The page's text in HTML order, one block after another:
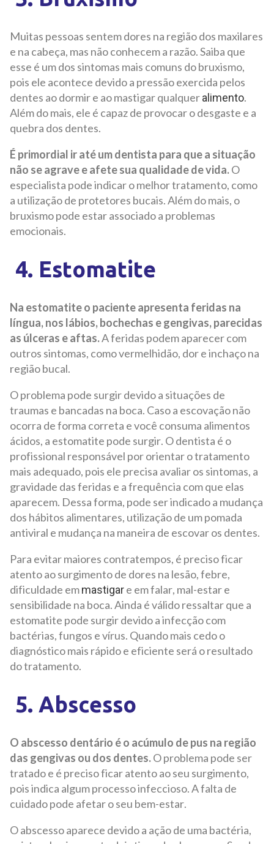
Muitas pessoas sentem dores na região dos maxilares
e na cabeça, mas não conhecem a razão. Saiba que
esse é um dos sintomas mais comuns do bruxismo,
pois ele acontece devido a pressão exercida pelos
dentes ao dormir e ao mastigar qualqueralimento.
Além do mais, ele é capaz de provocar o desgaste e a
quebra dos dentes.
É primordial ir até um dentista para que a situação
não se agrave e afete sua qualidade de vida.O
especialista pode indicar o melhor tratamento, como
a utilização de protetores bucais. Além do mais, o
bruxismo pode estar associado a problemas
emocionais.
4. Estomatite
Na estomatite o paciente apresenta feridas na
língua, nos lábios, bochechas e gengivas, parecidas
as úlceras e aftas.A feridas podem aparecer com
outros sintomas, como vermelhidão, dor e inchaço na
região bucal.
O problema pode surgir devido a situações de
traumas e bancadas na boca. Caso a escovação não
ocorra de forma correta e você consuma alimentos
ácidos, a estomatite pode surgir. O dentista é o
profissional responsável por orientar o tratamento
mais adequado, pois ele precisa avaliar os sintomas, a
gravidade das feridas e a frequência com que elas
aparecem. Dessa forma, pode ser indicado a mudança
dos hábitos alimentares, utilização de um pomada
antiviral e mudança na maneira de escovar os dentes.
Para evitar maiores contratempos, é preciso ficar
atento ao surgimento de dores na lesão, febre,
dificuldade emmastigare em falar, mal-estar e
sensibilidade na boca. Ainda é válido ressaltar que a
estomatite pode surgir devido a infecção com
bactérias, fungos e vírus. Quando mais cedo o
diagnóstico mais rápido e eficiente será o resultado
do tratamento.
5. Abscesso
O abscesso dentário é o acúmulo de pus na região
das gengivas ou dos dentes.O problema pode ser
tratado e é preciso ficar atento ao seu surgimento,
pois indica algum processo infeccioso. A falta de
cuidado pode afetar o seu bem-estar.
O abscesso aparece devido a ação de uma bactéria,